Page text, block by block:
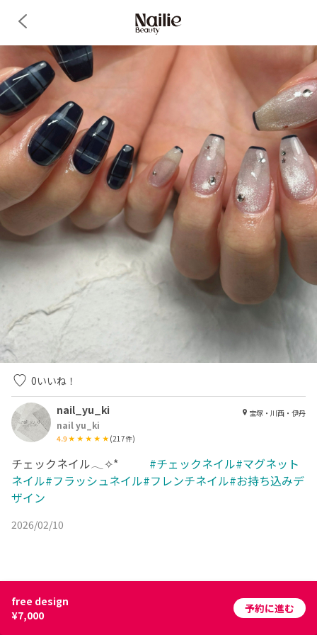
0いいね！
nail_yu_ki
nail yu_ki
4.9 (217件)
宝塚・川西・伊丹
チェックネイル𓂃✧* #チェックネイル#マグネット
ネイル#フラッシュネイル#フレンチネイル#お持ち込みデ
ザイン
2026/02/10
free design
¥7,000
予約に進む